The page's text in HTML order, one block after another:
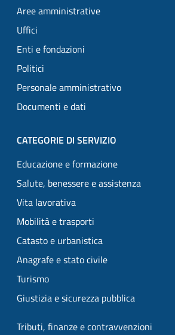
Aree amministrative
Uffici
Enti e fondazioni
Politici
Personale amministrativo
Documenti e dati
CATEGORIE DI SERVIZIO
Educazione e formazione
Salute, benessere e assistenza
Vita lavorativa
Mobilità e trasporti
Catasto e urbanistica
Anagrafe e stato civile
Turismo
Giustizia e sicurezza pubblica
Tributi, finanze e contravvenzioni